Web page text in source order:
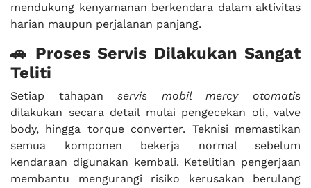
mendukung kenyamanan berkendara dalam aktivitas
harian maupun perjalanan panjang.
🚗 Proses Servis Dilakukan Sangat
Teliti
Setiap tahapanservis mobil mercy otomatis
dilakukan secara detail mulai pengecekan oli, valve
body, hingga torque converter. Teknisi memastikan
semua komponen bekerja normal sebelum
kendaraan digunakan kembali. Ketelitian pengerjaan
membantu mengurangi risiko kerusakan berulang